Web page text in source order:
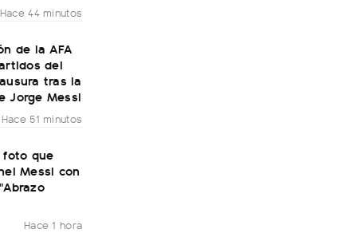
Hace 44 minutos
de la AFA
del
tras la
Jorge Messi
Hace 51 minutos
que
Messi con
Hace 1 hora